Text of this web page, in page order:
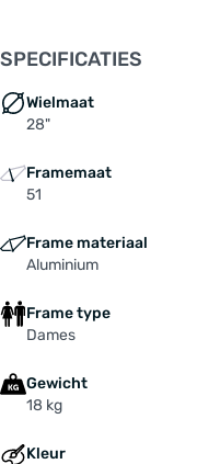
SPECIFICATIES
Wielmaat
28"
Framemaat
51
Frame materiaal
Aluminium
Frame type
Dames
Gewicht
18 kg
Kleur